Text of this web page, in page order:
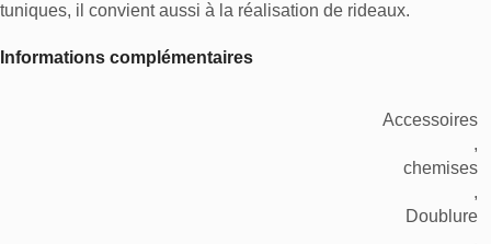
tuniques, il convient aussi à la réalisation de rideaux.
Informations complémentaires
Accessoires
,
chemises
,
Doublure